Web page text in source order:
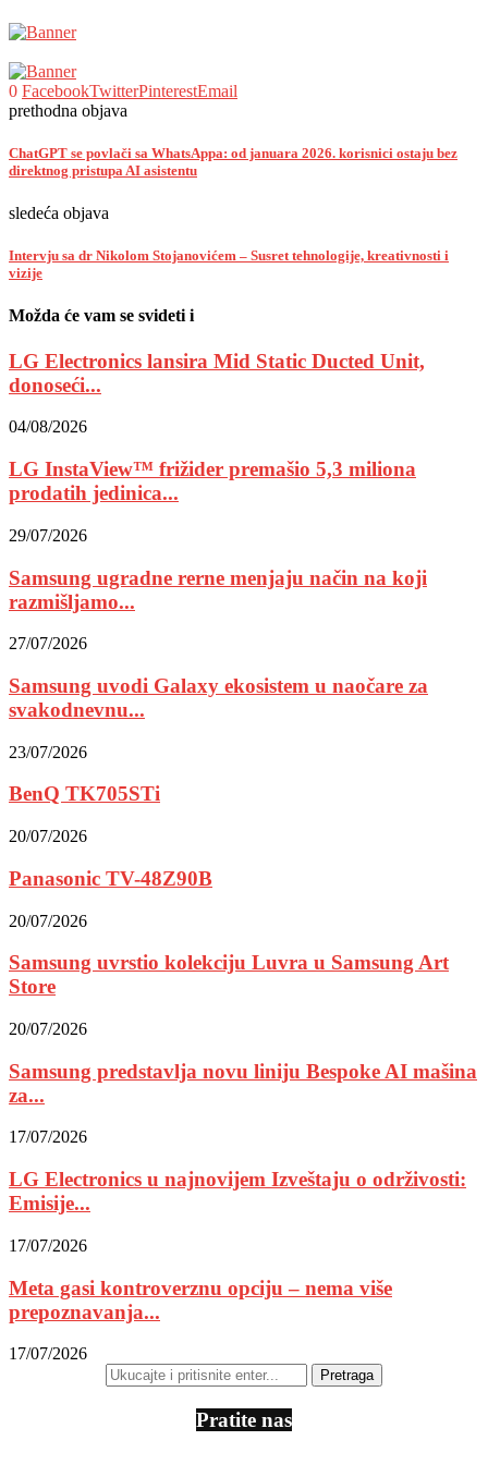
0 FacebookTwitterPinterestEmail
prethodna objava
ChatGPT se povlači sa WhatsAppa: od januara 2026. korisnici ostaju bez
direktnog pristupa AI asistentu
sledeća objava
Intervju sa dr Nikolom Stojanovićem – Susret tehnologije, kreativnosti i
vizije
Možda će vam se svideti i
LG Electronics lansira Mid Static Ducted Unit,
donoseći...
04/08/2026
LG InstaView™ frižider premašio 5,3 miliona
prodatih jedinica...
29/07/2026
Samsung ugradne rerne menjaju način na koji
razmišljamo...
27/07/2026
Samsung uvodi Galaxy ekosistem u naočare za
svakodnevnu...
23/07/2026
BenQ TK705STi
20/07/2026
Panasonic TV-48Z90B
20/07/2026
Samsung uvrstio kolekciju Luvra u Samsung Art
Store
20/07/2026
Samsung predstavlja novu liniju Bespoke AI mašina
za...
17/07/2026
LG Electronics u najnovijem Izveštaju o održivosti:
Emisije...
17/07/2026
Meta gasi kontroverznu opciju – nema više
prepoznavanja...
17/07/2026
Pratite nas